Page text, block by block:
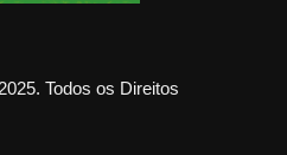
Todos os Direitos